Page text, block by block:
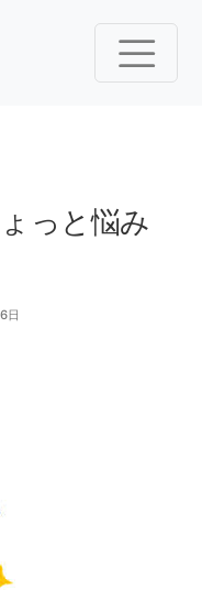
っと悩み
日